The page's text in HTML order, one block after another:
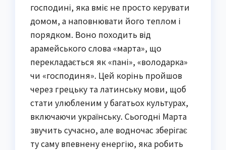
господині, яка вміє не просто керувати
домом, а наповнювати його теплом і
порядком. Воно походить від
арамейського слова «марта», що
перекладається як «пані», «володарка»
чи «господиня». Цей корінь пройшов
через грецьку та латинську мови, щоб
стати улюбленим у багатьох культурах,
включаючи українську. Сьогодні Марта
звучить сучасно, але водночас зберігає
ту саму впевнену енергію, яка робить